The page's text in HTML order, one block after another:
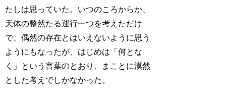
たしは思っていた。いつのころからか、
天体の整然たる運行一つを考えただけ
で、偶然の存在とはいえないように思う
ようにもなったが、はじめは「何とな
く」という言葉のとおり、まことに漠然
とした考えでしかなかった。